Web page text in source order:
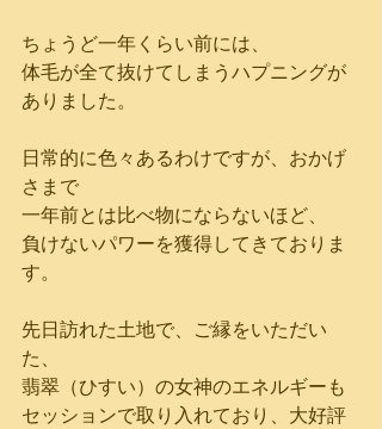
ちょうど一年くらい前には、
体毛が全て抜けてしまうハプニングが
ありました。
日常的に色々あるわけですが、おかげ
さまで
一年前とは比べ物にならないほど、
負けないパワーを獲得してきておりま
す。
先日訪れた土地で、ご縁をいただい
た、
翡翠（ひすい）の女神のエネルギーも
セッションで取り入れており、大好評